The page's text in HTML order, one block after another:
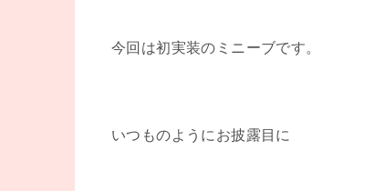
今回は初実装のミニーブです。
いつものようにお披露目に